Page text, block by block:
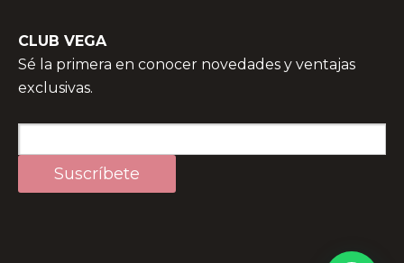
CLUB VEGA
Sé la primera en conocer novedades y ventajas
exclusivas.